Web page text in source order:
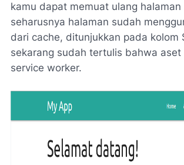
kamu dapat memuat ulang
seharusnya halaman sudah
dari cache, ditunjukkan pada kolom
sekarang sudah tertulis bahwa aset
service worker.